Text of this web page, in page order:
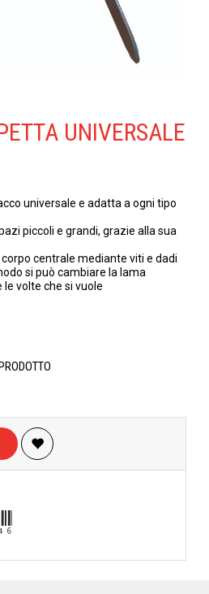
UNIVERSALE
universale e adatta a ogni tipo
piccoli e grandi, grazie alla sua
centrale mediante viti e dadi
si può cambiare la lama
volte che si vuole